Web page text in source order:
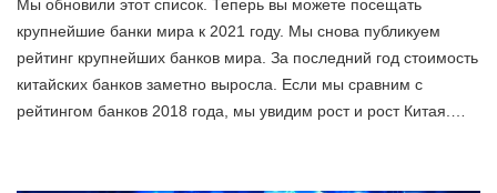
Мы обновили этот список. Теперь вы можете посещать
крупнейшие банки мира к 2021 году. Мы снова публикуем
рейтинг крупнейших банков мира. За последний год стоимость
китайских банков заметно выросла. Если мы сравним с
рейтингом банков 2018 года, мы увидим рост и рост Китая.…